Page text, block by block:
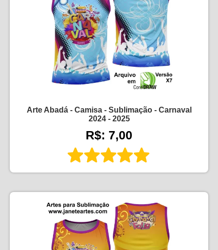
Arte Abadá - Camisa - Sublimação - Carnaval
2024 - 2025
R$: 7,00